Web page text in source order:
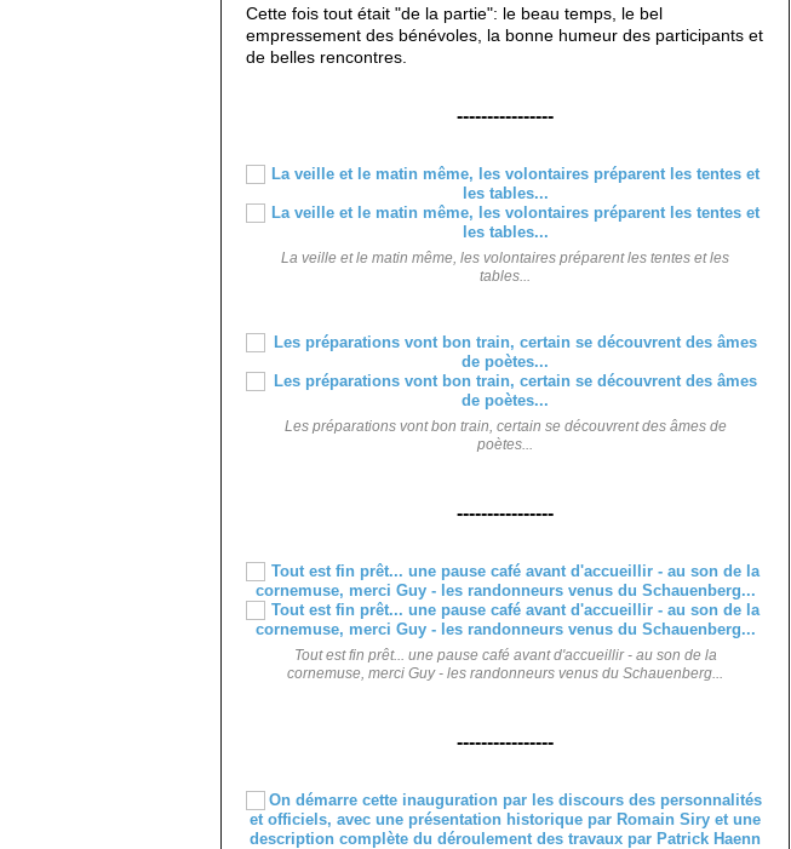
Cette fois tout était "de la partie": le beau temps, le bel
empressement des bénévoles, la bonne humeur des participants et
de belles rencontres.
----------------
La veille et le matin même, les volontaires préparent les tentes et les
tables...
Les préparations vont bon train, certain se découvrent des âmes de
poètes...
----------------
Tout est fin prêt... une pause café avant d'accueillir - au son de la
cornemuse, merci Guy - les randonneurs venus du Schauenberg...
----------------